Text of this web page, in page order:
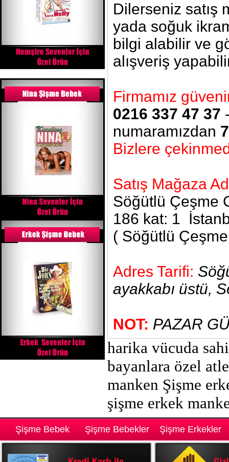
Dilerseniz satış
yada soğuk
bilgi alabilir ve
alışveriş
Firmamız
0216 337 47 37
numaramızdan 7
Bizlere
Satış Mağaza
Söğütlü Çeşme
186 kat: 1
( Söğütlü Çeşme
Adres Tarifi:
ayakkabı üstü,
NOT: PAZAR
harika vücuda
bayanlara özel
manken Şişme
şişme erkek
Şişme Bebek Şişme Bebekler Şişme Erkekler